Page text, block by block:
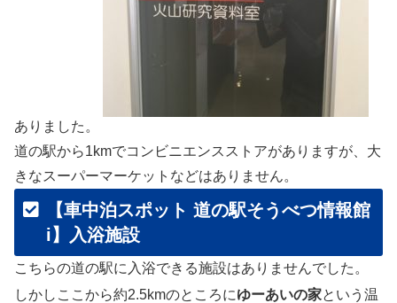
ありました。
道の駅から1kmでコンビニエンスストアがありますが、大
きなスーパーマーケットなどはありません。
【車中泊スポット 道の駅そうべつ情報館
i】入浴施設
こちらの道の駅に入浴できる施設はありませんでした。
しかしここから約2.5kmのところにゆーあいの家という温